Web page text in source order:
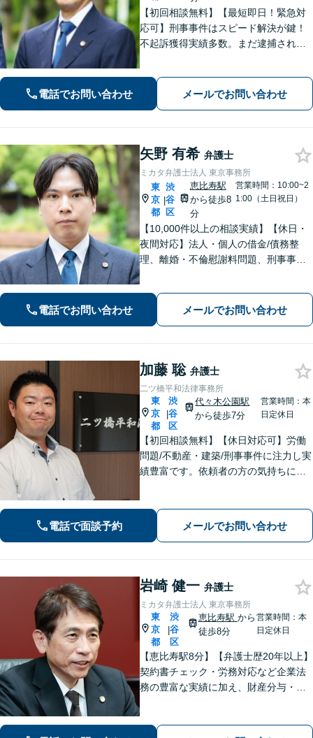
【初回相談無料】【最短即日！緊急対
応可】刑事事件はスピード解決が鍵！
不起訴獲得実績多数。まだ逮捕されて
で電話受付中！【恵比寿駅8分】【休
日・夜間対応】
電話でお問い合わせ メールでお問い合わせ
矢野 有希 弁護士
ミカタ弁護士法人 東京事務所
東
京
都
|
渋
谷
区
恵比寿駅
から徒歩8
分
営業時間：10:00~2
1:00（土日祝日）
【10,000件以上の相談実績】【休日・
夜間対応】法人・個人の借金/債務整
理、離婚・不倫慰謝料問題、刑事事
応いたします。
電話でお問い合わせ メールでお問い合わせ
加藤 聡 弁護士
二ツ橋平和法律事務所
東
京
都
|
渋
谷
区
代々木公園駅
から徒歩7分
営業時間：本
日定休日
【初回相談無料】【休日対応可】労働
問題/不動産・建築/刑事事件に注力し実
績豊富です。依頼者の方の気持ちに寄
電話で面談予約 メールでお問い合わせ
岩崎 健一 弁護士
ミカタ弁護士法人 東京事務所
東
京
都
|
渋
谷
区
恵比寿駅 から
徒歩8分
営業時間：本
日定休日
【恵比寿駅8分】【弁護士歴20年以上】
契約書チェック・労務対応など企業法
務の豊富な実績に加え、財産分与・親
寄り添い最適な解決を目指します。